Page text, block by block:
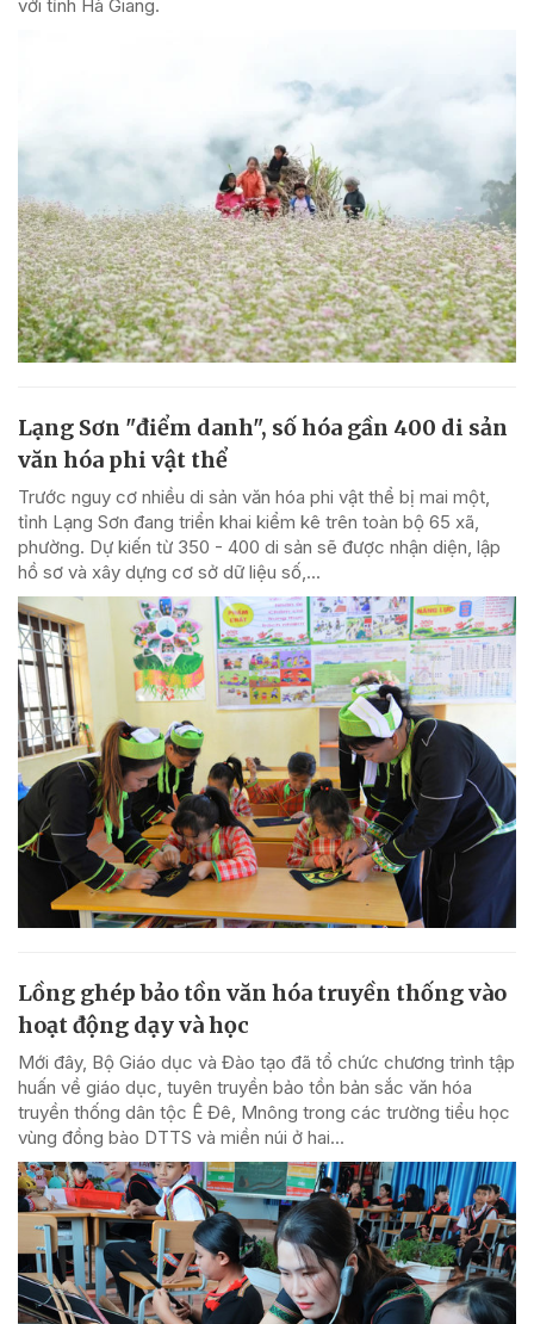
với tỉnh Hà Giang.
Lạng Sơn "điểm danh", số hóa gần 400 di sản
văn hóa phi vật thể
Trước nguy cơ nhiều di sản văn hóa phi vật thể bị mai một,
tỉnh Lạng Sơn đang triển khai kiểm kê trên toàn bộ 65 xã,
phường. Dự kiến từ 350 - 400 di sản sẽ được nhận diện, lập
hồ sơ và xây dựng cơ sở dữ liệu số,...
Lồng ghép bảo tồn văn hóa truyền thống vào
hoạt động dạy và học
Mới đây, Bộ Giáo dục và Đào tạo đã tổ chức chương trình tập
huấn về giáo dục, tuyên truyền bảo tồn bản sắc văn hóa
truyền thống dân tộc Ê Đê, Mnông trong các trường tiểu học
vùng đồng bào DTTS và miền núi ở hai...